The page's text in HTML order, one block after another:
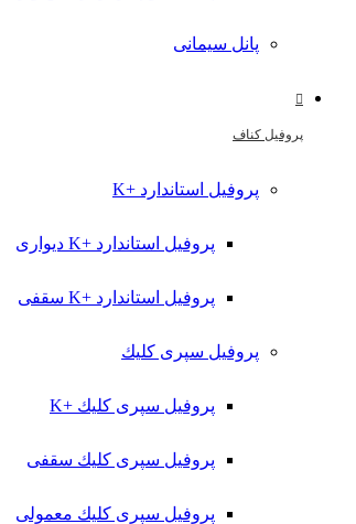
پانل سیمانی
پروفیل کناف
پروفیل استاندارد +K
پروفیل استاندارد +K دیواری
پروفیل استاندارد +K سقفی
پروفیل سپری کلیك
پروفیل سپری کلیك +K
پروفیل سپری کلیك سقفی
پروفیل سپری کلیك معمولی